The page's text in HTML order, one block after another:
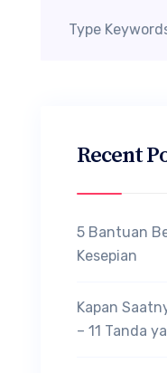
Recent
5 Bantuan
Kesepian
Kapan
– 11 Tanda